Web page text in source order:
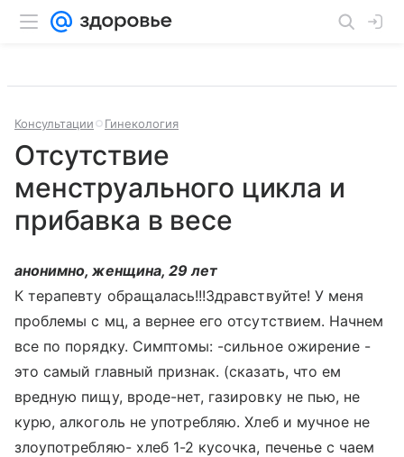
Консультации Гинекология
Отсутствие
менструального цикла и
прибавка в весе
анонимно, женщина, 29 лет
К терапевту обращалась!!!Здравствуйте! У меня
проблемы с мц, а вернее его отсутствием. Начнем
все по порядку. Симптомы: -сильное ожирение -
это самый главный признак. (сказать, что ем
вредную пищу, вроде-нет, газировку не пью, не
курю, алкоголь не употребляю. Хлеб и мучное не
злоупотребляю- хлеб 1-2 кусочка, печенье с чаем